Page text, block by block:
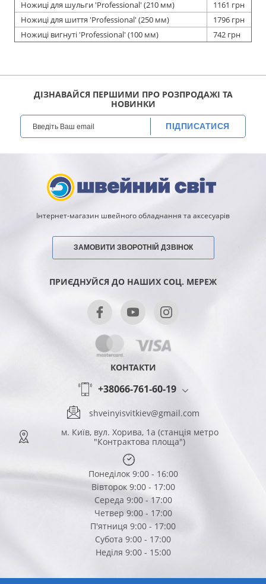
Ножиці для шульги 'Professional' (210 мм)
1161 грн
Ножиці для шиття 'Professional' (250 мм)
1796 грн
Ножиці вигнуті 'Professional' (100 мм)
742 грн
ДІЗНАВАЙСЯ ПЕРШИМИ ПРО РОЗПРОДАЖІ ТА
НОВИНКИ
ПІДПИСАТИСЯ
Інтернет-магазин швейного обладнання та аксесуарів
ЗАМОВИТИ ЗВОРОТНІЙ ДЗВІНОК
ПРИЄДНУЙСЯ ДО НАШИХ СОЦ. МЕРЕЖ
КОНТАКТИ
+38066-761-60-19
shveinyisvitkiev@gmail.com
м. Київ, вул. Хорива, 1а (станція метро
"Контрактова площа")
Понеділок 9:00 - 16:00
Вівторок 9:00 - 17:00
Середа 9:00 - 17:00
Четвер 9:00 - 17:00
П'ятниця 9:00 - 17:00
Субота 9:00 - 17:00
Неділя 9:00 - 15:00